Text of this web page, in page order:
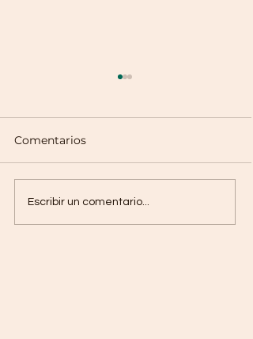
Tacos de Pescado
Borrachos
Comentarios
Escribir un comentario...